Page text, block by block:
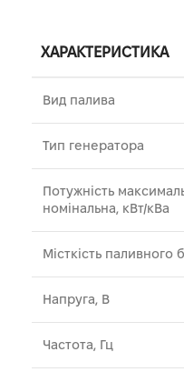
ХАРАКТЕРИСТИКА
Вид палива
Тип генератора
Потужність
номінальна, кВт/кВа
Місткість паливного
Напруга, В
Частота, Гц